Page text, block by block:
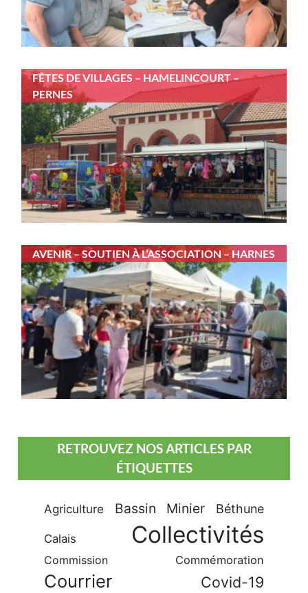
FÊTES DE VILLAGES – HAMELINCOURT –
PERNES
AVENIR – SOUTIEN À L’ASSOCIATION – HARNES
RETROUVEZ NOS ARTICLES PAR
ÉTIQUETTES
Agriculture Bassin Minier Béthune
Calais Collectivités
Commission Commémoration
Courrier Covid-19